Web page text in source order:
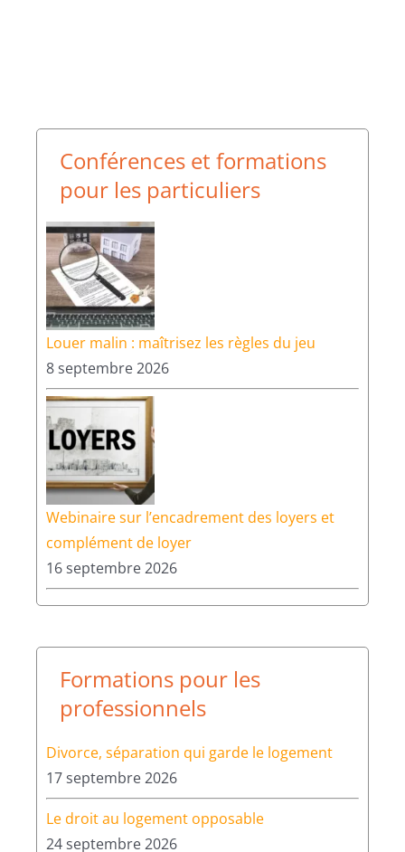
Conférences et formations
pour les particuliers
Louer malin : maîtrisez les règles du jeu
8 septembre 2026
Webinaire sur l’encadrement des loyers et
complément de loyer
16 septembre 2026
Formations pour les
professionnels
Divorce, séparation qui garde le logement
17 septembre 2026
Le droit au logement opposable
24 septembre 2026